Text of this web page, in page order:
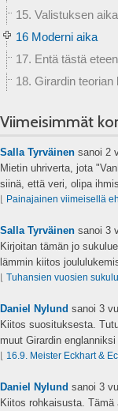
15. Valistuksen aika
16 Moderni aika
17. Entä tästä
18. Girardin teorian
Viimeisimmät
Salla Tyrväinen sanoi 2
Mietin uhriverta, jota
siinä, että veri, olipa
⌊ Painajainen viimeisellä
Salla Tyrväinen sanoi 3
Kirjoitan tämän jo
lämmin kiitos
⌊ Tuhansien vuosien
Daniel Nylund sanoi 3
Kiitos suosituksesta.
muut Girardin
⌊ 16.9. Meister Eckhart &
Daniel Nylund sanoi 3
Kiitos rohkaisusta.